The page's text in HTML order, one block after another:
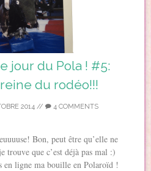
jour du Pola ! #5:
reine du rodéo!!!
2014 // 4 COMMENTS
Bon, peut être qu’elle ne
trouve que c’est déjà pas mal :)
en ligne ma bouille en Polaroïd !